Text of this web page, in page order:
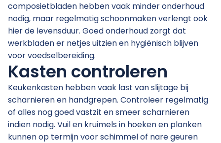
composietbladen hebben vaak minder onderhoud
nodig, maar regelmatig schoonmaken verlengt ook
hier de levensduur. Goed onderhoud zorgt dat
werkbladen er netjes uitzien en hygiënisch blijven
voor voedselbereiding.
Kasten controleren
Keukenkasten hebben vaak last van slijtage bij
scharnieren en handgrepen. Controleer regelmatig
of alles nog goed vastzit en smeer scharnieren
indien nodig. Vuil en kruimels in hoeken en planken
kunnen op termijn voor schimmel of nare geuren